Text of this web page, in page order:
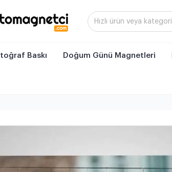
Baskı Doğum Günü Magnetleri